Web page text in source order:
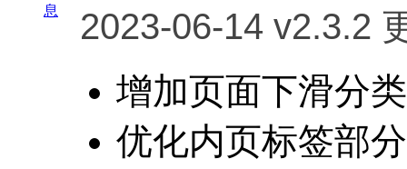
息
2023-06-14 v2.3.2
增加页面下滑分
优化内页标签部